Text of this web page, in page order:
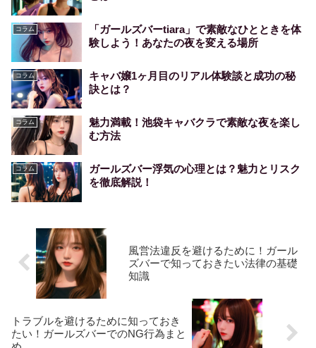
コラム
「ガールズバーtiara」で素敵なひとときを体
験しよう！あなたの夜を変える場所
コラム
キャバ嬢1ヶ月目のリアル体験談と成功の秘
訣とは？
コラム
魅力満載！池袋キャバクラで素敵な夜を楽し
む方法
コラム
ガールズバー浮気の心理とは？魅力とリスク
を徹底解説！
風営法違反を避けるために！ガール
ズバーで知っておきたい法律の基礎
知識
トラブルを避けるために知っておき
たい！ガールズバーでのNG行為まと